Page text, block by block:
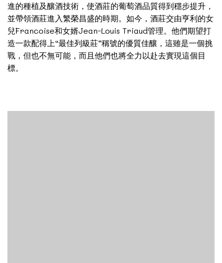
進的種植及釀酒技術，使酒莊的葡萄酒品質得到穩步提升，
並帶領酒莊進入繁榮昌盛的時期。如今，酒莊交由亨利的女
兒Francoise和女婿Jean-Louis Triaud管理。他們期望打
造一款配得上“最佳列級莊”稱號的優質佳釀，這雖是一個挑
戰，但也不無可能，而且他們也將全力以赴去實現這個目
標。